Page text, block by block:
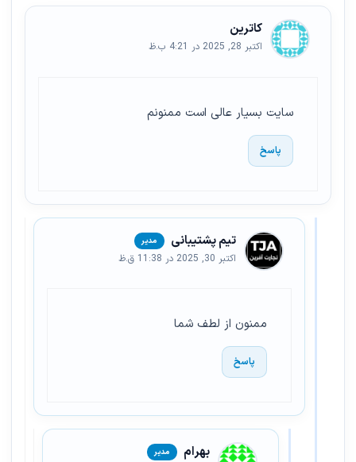
کاترین
اکتبر 28, 2025 در 4:21 ب.ظ
سایت بسیار عالی است ممنونم
پاسخ
تیم پشتیبانی
اکتبر 30, 2025 در 11:38 ق.ظ
ممنون از لطف شما
پاسخ
بهرام